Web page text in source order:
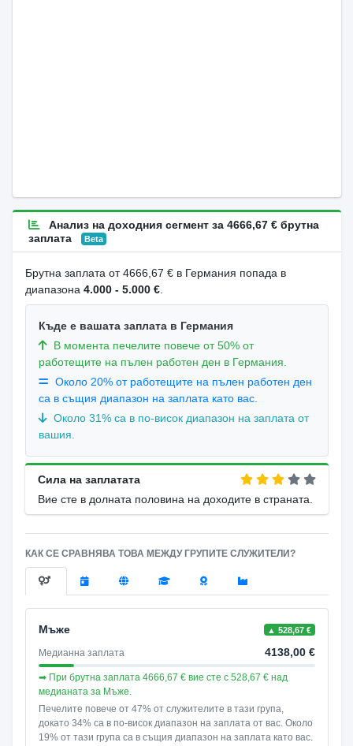
Анализ на доходния сегмент за 4666,67 € брутна
заплата
Beta
Брутна заплата от 4666,67 € в Германия попада в
диапазона 4.000 - 5.000 €.
Къде е вашата заплата в Германия
В момента печелите повече от 50% от
работещите на пълен работен ден в Германия.
Около 20% от работещите на пълен работен ден
са в същия диапазон на заплата като вас.
Около 31% са в по-висок диапазон на заплата от
вашия.
Сила на заплатата
Вие сте в долната половина на доходите в страната.
КАК СЕ СРАВНЯВА ТОВА МЕЖДУ ГРУПИТЕ СЛУЖИТЕЛИ?
Мъже ▲ 528,67 €
Медианна заплата 4138,00 €
➡ При брутна заплата 4666,67 € вие сте с 528,67 € над
медианата за Мъже.
Печелите повече от 47% от служителите в тази група,
докато 34% са в по-висок диапазон на заплата от вас. Около
19% от тази група са в същия диапазон на заплата като вас.